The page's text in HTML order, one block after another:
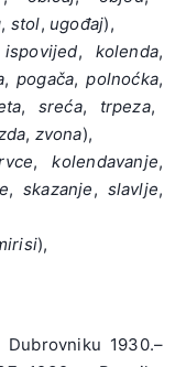
, stol, ugođaj),
ispovijed, kolenda,
, pogača, polnoćka,
, sreća, trpeza,
, zvona),
, kolendavanje,
, skazanje, slavlje,
),
1930.–